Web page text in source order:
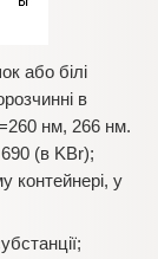
або білі
в
нм, 266 нм.
(в KBr);
контейнері, у